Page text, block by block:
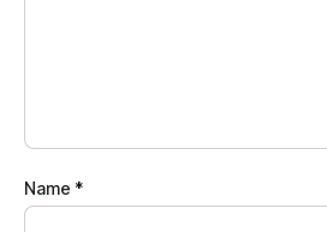
Name *